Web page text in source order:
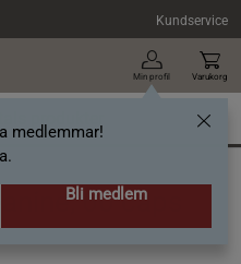
Kundservice
Min profil
medlemmar!
Bli medlem
Varukorg
60 caps